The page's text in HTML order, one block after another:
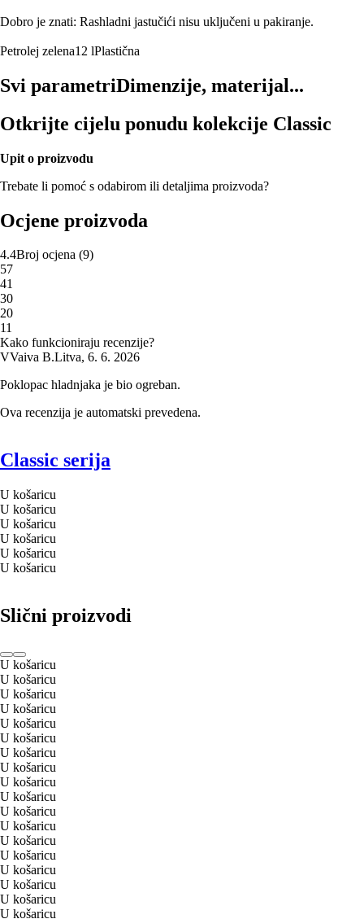
Dobro je znati: Rashladni jastučići nisu uključeni u pakiranje.
Petrolej zelena12 lPlastična
Svi parametriDimenzije, materijal...
Otkrijte cijelu ponudu kolekcije Classic
Upit o proizvodu
Trebate li pomoć s odabirom ili detaljima proizvoda?
Ocjene proizvoda
4.4Broj ocjena (9)
57
41
30
20
11
Kako funkcioniraju recenzije?
VVaiva B.Litva, 6. 6. 2026
Poklopac hladnjaka je bio ogreban.
Ova recenzija je automatski prevedena.
Classic serija
U košaricu
U košaricu
U košaricu
U košaricu
U košaricu
U košaricu
Slični proizvodi
U košaricu
U košaricu
U košaricu
U košaricu
U košaricu
U košaricu
U košaricu
U košaricu
U košaricu
U košaricu
U košaricu
U košaricu
U košaricu
U košaricu
U košaricu
U košaricu
U košaricu
U košaricu